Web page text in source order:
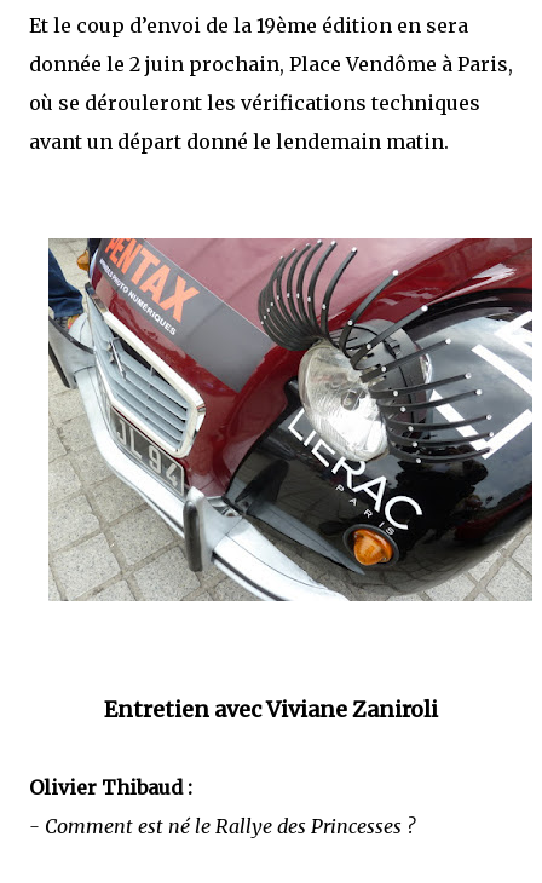
Et le coup d’envoi de la 19ème édition en sera
donnée le 2 juin prochain, Place Vendôme à Paris,
où se dérouleront les vérifications techniques
avant un départ donné le lendemain matin.
Entretien avec Viviane Zaniroli
Olivier Thibaud :
- Comment est né le Rallye des Princesses ?